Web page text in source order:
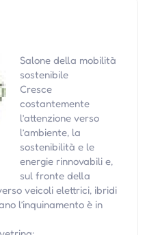
Salone della mobilità
sostenibile
Cresce
costantemente
l’attenzione verso
l’ambiente, la
sostenibilità e le
energie rinnovabili e,
sul fronte della
veicoli elettrici, ibridi
l’inquinamento è in